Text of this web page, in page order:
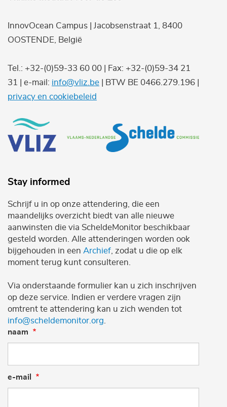
InnovOcean Campus | Jacobsenstraat 1, 8400
OOSTENDE, België
Tel.: +32-(0)59-33 60 00 | Fax: +32-(0)59-34 21
31 | e-mail: info@vliz.be | BTW BE 0466.279.196 |
privacy en cookiebeleid
Stay informed
Schrijf u in op onze attendering, die een
maandelijks overzicht biedt van alle nieuwe
aanwinsten die via ScheldeMonitor beschikbaar
gesteld worden. Alle attenderingen worden ook
bijgehouden in een Archief , zodat u die op elk
moment terug kunt consulteren.
Via onderstaande formulier kan u zich inschrijven
op deze service. Indien er verdere vragen zijn
omtrent te attendering kan u zich wenden tot
info@scheldemonitor.org
naam
e-mail